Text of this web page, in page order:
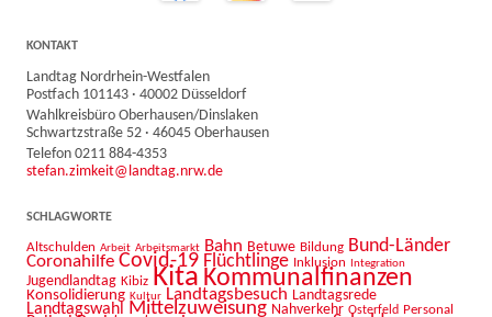
KONTAKT
Landtag Nordrhein-Westfalen
Postfach 101143 · 40002 Düsseldorf
Wahlkreisbüro Oberhausen/Dinslaken
Schwartzstraße 52 · 46045 Oberhausen
Telefon 0211 884-4353
stefan.zimkeit@landtag.nrw.de
SCHLAGWORTE
Altschulden Arbeit Arbeitsmarkt Bahn Betuwe Bildung Bund-Länder
Coronahilfe Covid-19 Flüchtlinge Inklusion Integration
Jugendlandtag Kibiz Kita Kommunalfinanzen
Konsolidierung Kultur Landtagsbesuch Landtagsrede
Landtagswahl Mittelzuweisung Nahverkehr Osterfeld Personal